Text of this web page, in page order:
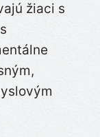
žiaci s